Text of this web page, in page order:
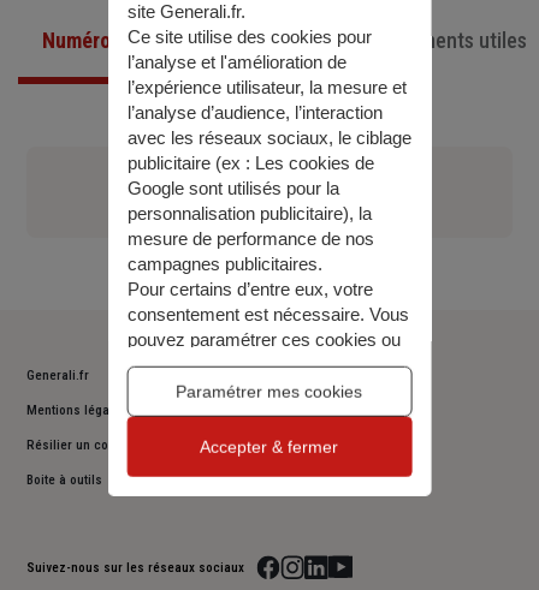
Numéro de téléphone utiles Documents utiles
AGENCE DE NARBONNE
04 68 42 53 00
Generali.fr
Mentions légales
Résilier un contrat
Boite à outils
Suivez-nous sur les réseaux sociaux
site Generali.fr.
Ce site utilise des cookies pour
l’analyse et l'amélioration de
l’expérience utilisateur, la mesure et
l’analyse d’audience, l’interaction
avec les réseaux sociaux, le ciblage
publicitaire (ex : Les cookies de
Google sont utilisés pour la
personnalisation publicitaire), la
mesure de performance de nos
campagnes publicitaires.
Pour certains d’entre eux, votre
consentement est nécessaire. Vous
pouvez paramétrer ces cookies ou
bien tous les accepter, ou alors
décider de continuer votre
navigation sans les accepter. Vous
pourrez modifier ce choix à tout
Paramétrer mes cookies
Accepter & fermer